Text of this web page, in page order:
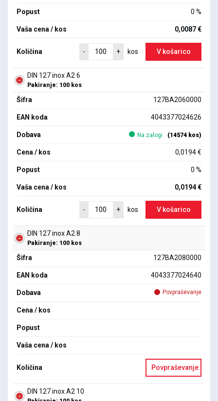
Popust 0 %
Vaša cena / kos 0,0087 €
Količina - + kos V košarico
DIN 127 inox A2 6
Pakiranje: 100 kos
Šifra 127BA2060000
EAN koda 4043377024626
Dobava Na zalogi (14574 kos)
Cena / kos 0,0194 €
Popust 0 %
Vaša cena / kos 0,0194 €
Količina - + kos V košarico
DIN 127 inox A2 8
Pakiranje: 100 kos
Šifra 127BA2080000
EAN koda 4043377024640
Dobava Povpraševanje
Cena / kos
Popust
Vaša cena / kos
Količina Povpraševanje
DIN 127 inox A2 10